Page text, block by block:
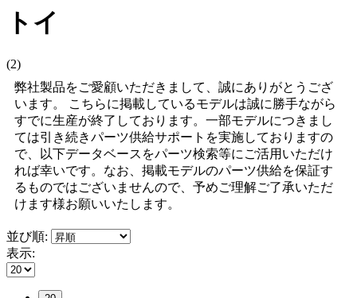
トイ
(2)
弊社製品をご愛顧いただきまして、誠にありがとうござ
います。 こちらに掲載しているモデルは誠に勝手ながら
すでに生産が終了しております。一部モデルにつきまし
ては引き続きパーツ供給サポートを実施しておりますの
で、以下データベースをパーツ検索等にご活用いただけ
れば幸いです。なお、掲載モデルのパーツ供給を保証す
るものではございませんので、予めご理解ご了承いただ
けます様お願いいたします。
並び順:
表示: